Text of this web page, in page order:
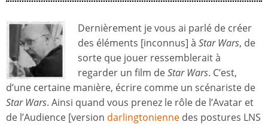
Dernièrement je vous ai parlé de créer
des éléments [inconnus] à Star Wars, de
sorte que jouer ressemblerait à
regarder un film deStar Wars. C’est,
d’une certaine manière, écrire comme un scénariste de
Star Wars. Ainsi quand vous prenez le rôle de l’Avatar et
de l’Audience [version darlingtonienne des postures LNS